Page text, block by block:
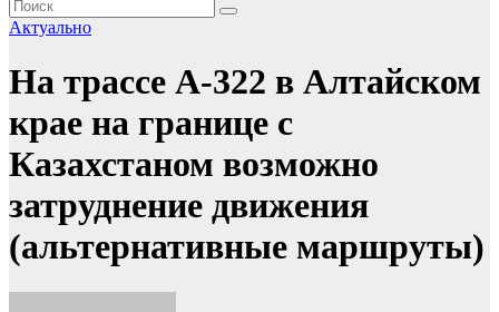
Актуально
На трассе А-322 в Алтайском
крае на границе с
Казахстаном возможно
затруднение движения
(альтернативные маршруты)